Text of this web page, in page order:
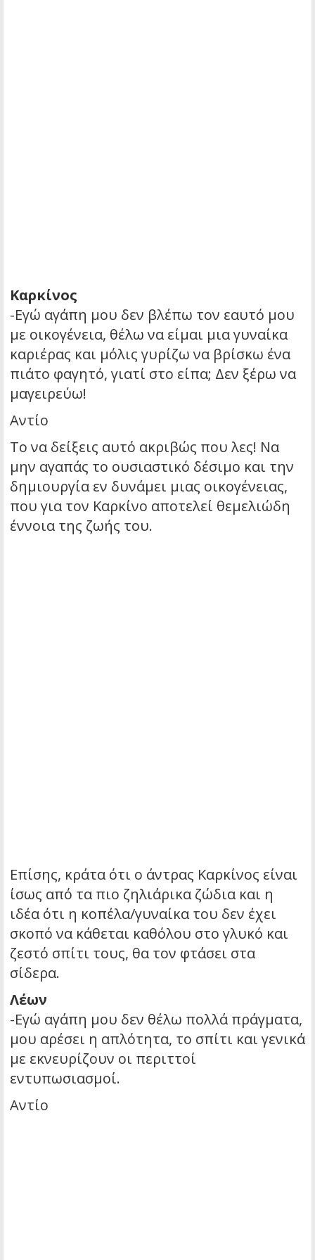
Καρκίνος
-Εγώ αγάπη μου δεν βλέπω τον εαυτό μου
με οικογένεια, θέλω να είμαι μια γυναίκα
καριέρας και μόλις γυρίζω να βρίσκω ένα
πιάτο φαγητό, γιατί στο είπα; Δεν ξέρω να
μαγειρεύω!
Αντίο
Το να δείξεις αυτό ακριβώς που λες! Να
μην αγαπάς το ουσιαστικό δέσιμο και την
δημιουργία εν δυνάμει μιας οικογένειας,
που για τον Καρκίνο αποτελεί θεμελιώδη
έννοια της ζωής του.
Επίσης, κράτα ότι ο άντρας Καρκίνος είναι
ίσως από τα πιο ζηλιάρικα ζώδια και η
ιδέα ότι η κοπέλα/γυναίκα του δεν έχει
σκοπό να κάθεται καθόλου στο γλυκό και
ζεστό σπίτι τους, θα τον φτάσει στα
σίδερα.
Λέων
-Εγώ αγάπη μου δεν θέλω πολλά πράγματα,
μου αρέσει η απλότητα, το σπίτι και γενικά
με εκνευρίζουν οι περιττοί
εντυπωσιασμοί.
Αντίο